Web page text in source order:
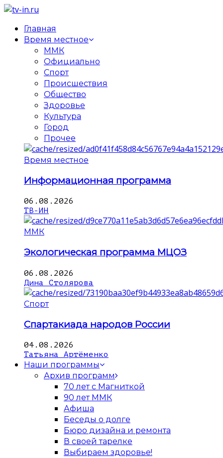
Главная
Время местное
ММК
Официально
Спорт
Происшествия
Общество
Здоровье
Культура
Город
Прочее
Время местное
Информационная программа
06.08.2026
ТВ-ИН
ММК
Экологическая программа МЦОЗ
06.08.2026
Дина Столярова
Спорт
Спартакиада народов России
04.08.2026
Татьяна Артёменко
Наши программы
Архив программ
70 лет с Магниткой
90 лет ММК
Афиша
Беседы о долге
Бюро дизайна и ремонта
В своей тарелке
Выбираем здоровье!